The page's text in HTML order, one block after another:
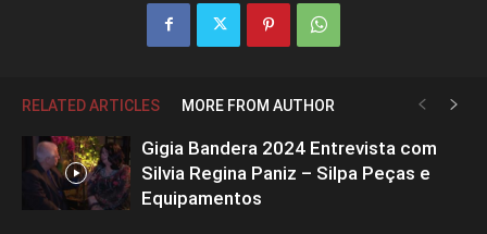
RELATED ARTICLES MORE FROM AUTHOR
Gigia Bandera 2024 Entrevista com
Silvia Regina Paniz – Silpa Peças e
Equipamentos